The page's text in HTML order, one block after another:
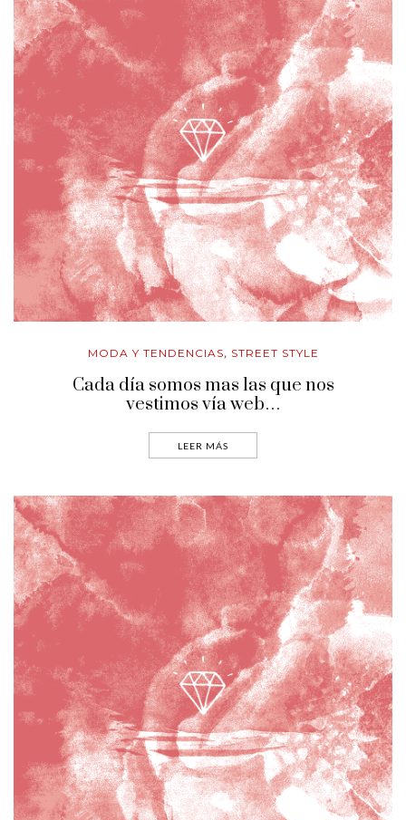
MODA Y TENDENCIAS, STREET STYLE
Cada día somos mas las que nos
vestimos vía web…
LEER MÁS